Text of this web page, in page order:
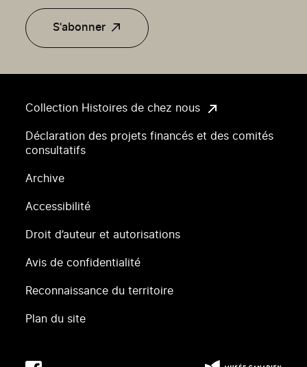
Collection Histoires de chez nous
Déclaration des projets financés et des comités
consultatifs
Archive
Accessibilité
Droit d’auteur et autorisations
Avis de confidentialité
Reconnaissance du territoire
Plan du site
S'abonner